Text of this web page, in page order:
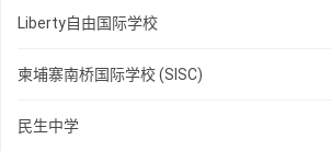
Liberty自由国际学校
柬埔寨南桥国际学校 (SISC)
民生中学